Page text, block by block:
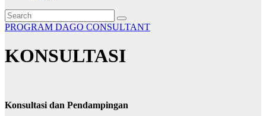
PROGRAM DAGO CONSULTANT
KONSULTASI
Konsultasi dan Pendampingan